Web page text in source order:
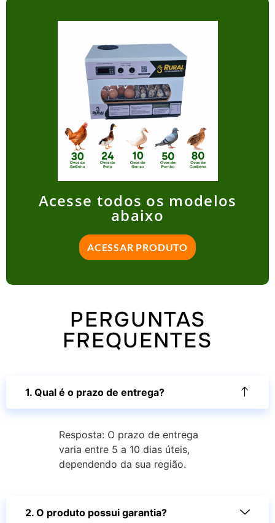
Acesse todos os modelos
abaixo
ACESSAR PRODUTO
PERGUNTAS
FREQUENTES
1. Qual é o prazo de entrega?
Resposta: O prazo de entrega
varia entre 5 a 10 dias úteis,
dependendo da sua região.
2. O produto possui garantia?